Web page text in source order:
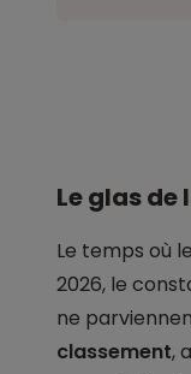
Le glas
Le temps où
2026, le
ne
classement,